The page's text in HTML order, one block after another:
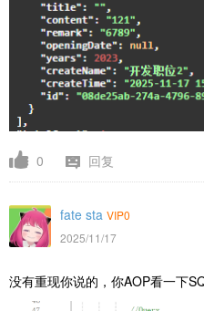
0 回复
fate sta VIP0
2025/11/17
没有重现你说的，你AOP看一下